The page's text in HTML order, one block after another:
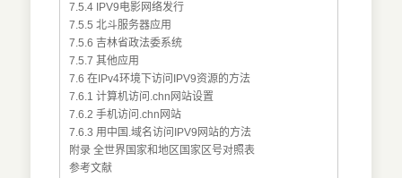
7.5.4 IPV9电影网络发行
7.5.5 北斗服务器应用
7.5.6 吉林省政法委系统
7.5.7 其他应用
7.6 在IPv4环境下访问IPV9资源的方法
7.6.1 计算机访问.chn网站设置
7.6.2 手机访问.chn网站
7.6.3 用中国.域名访问IPV9网站的方法
附录 全世界国家和地区国家区号对照表
参考文献